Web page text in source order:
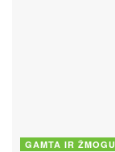
GAMTA IR